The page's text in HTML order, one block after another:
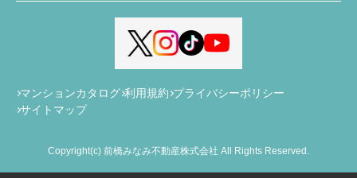
マンションカタログ 利用規約 プライバシーポリシー
サイトマップ
Copyright(c) 前橋みなみ不動産株式会社 All Rights Reserved.